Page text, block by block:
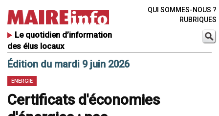
Le quotidien d’information
des élus locaux
QUI SOMMES-NOUS ?
RUBRIQUES
Édition du mardi 9 juin 2026
ÉNERGIE
Certificats d'économies